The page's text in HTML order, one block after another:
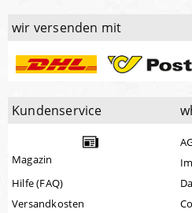
wir versenden mit
Kundenservice
Magazin
Hilfe (FAQ)
Versandkosten